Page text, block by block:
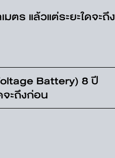
ตร แล้วแต่ระยะใดจะถึง
Battery) 8 ปี
จะถึงก่อน